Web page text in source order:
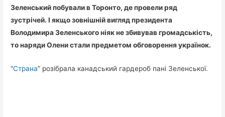
Зеленський побували в Торонто, де провели ряд
зустрічей. І якщо зовнішній вигляд президента
Володимира Зеленського ніяк не збивував громадськість,
то наряди Олени стали предметом обговорення українок.
“Страна” розібрала канадський гардероб пані Зеленської.